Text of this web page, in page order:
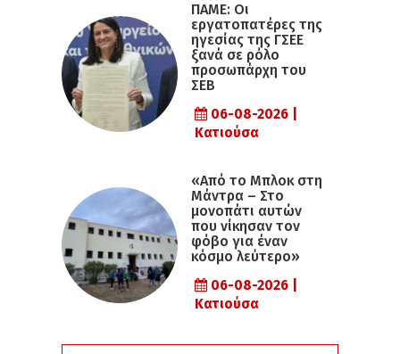
ΠΑΜΕ: Οι
εργατοπατέρες της
ηγεσίας της ΓΣΕΕ
ξανά σε ρόλο
προσωπάρχη του
ΣΕΒ
06-08-2026 |
Κατιούσα
«Από το Μπλοκ στη
Μάντρα – Στο
μονοπάτι αυτών
που νίκησαν τον
φόβο για έναν
κόσμο λεύτερο»
06-08-2026 |
Κατιούσα